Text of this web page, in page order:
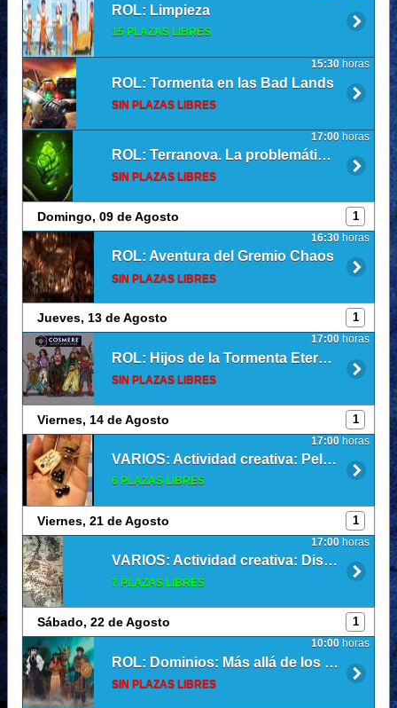
ROL: Limpieza
15 PLAZAS LIBRES
ROL: Tormenta en las Bad Lands
SIN PLAZAS LIBRES
15:30 horas
ROL: Terranova. La problemática de la luz
SIN PLAZAS LIBRES
17:00 horas
Domingo, 09 de Agosto 1
ROL: Aventura del Gremio Chaos
SIN PLAZAS LIBRES
16:30 horas
Jueves, 13 de Agosto 1
ROL: Hijos de la Tormenta Eterna (Sesión 13)
SIN PLAZAS LIBRES
17:00 horas
Viernes, 14 de Agosto 1
VARIOS: Actividad creativa: Pelusillas de Ghibli
6 PLAZAS LIBRES
17:00 horas
Viernes, 21 de Agosto 1
VARIOS: Actividad creativa: Diseño de mapas para rol/decoración
7 PLAZAS LIBRES
17:00 horas
Sábado, 22 de Agosto 1
ROL: Dominios: Más allá de los secretos
SIN PLAZAS LIBRES
10:00 horas